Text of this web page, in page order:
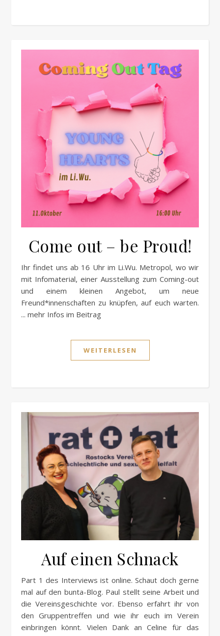
Come out – be Proud!
Ihr findet uns ab 16 Uhr im Li.Wu. Metropol, wo wir
mit Infomaterial, einer Ausstellung zum Coming-out
und einem kleinen Angebot, um neue
Freund*innenschaften zu knüpfen, auf euch warten.
... mehr Infos im Beitrag
WEITERLESEN
Auf einen Schnack
Part 1 des Interviews ist online. Schaut doch gerne
mal auf den bunta-Blog. Paul stellt seine Arbeit und
die Vereinsgeschichte vor. Ebenso erfahrt ihr von
den Gruppentreffen und wie ihr euch im Verein
einbringen könnt. Vielen Dank an Celine für das